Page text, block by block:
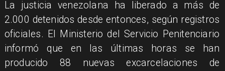
La justicia venezolana ha liberado a más de
2.000 detenidos desde entonces, según registros
oficiales. El Ministerio del Servicio Penitenciario
informó que en las últimas horas se han
producido 88 nuevas excarcelaciones de